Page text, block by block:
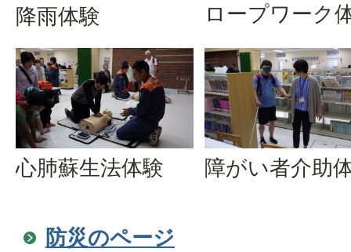
降雨体験 ロープワーク
心肺蘇生法体験 障がい者介助
防災のページ